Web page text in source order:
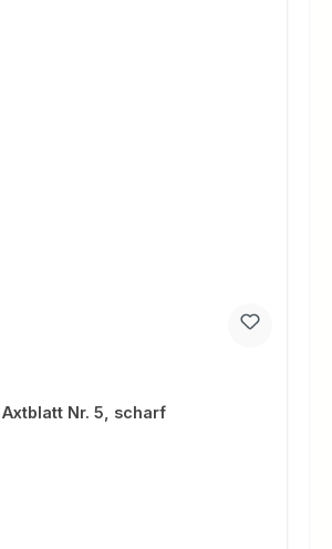
Axtblatt Nr. 5, scharf